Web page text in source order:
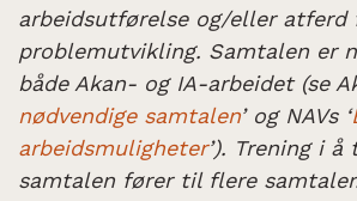
arbeidsutførelse og/eller atferd
problemutvikling. Samtalen er
både Akan- og IA-arbeidet (se
nødvendige samtalen’ og NAVs ‘
arbeidsmuligheter’). Trening i å
samtalen fører til flere